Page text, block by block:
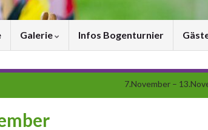
Galerie Infos Bogenturnier
7.November –